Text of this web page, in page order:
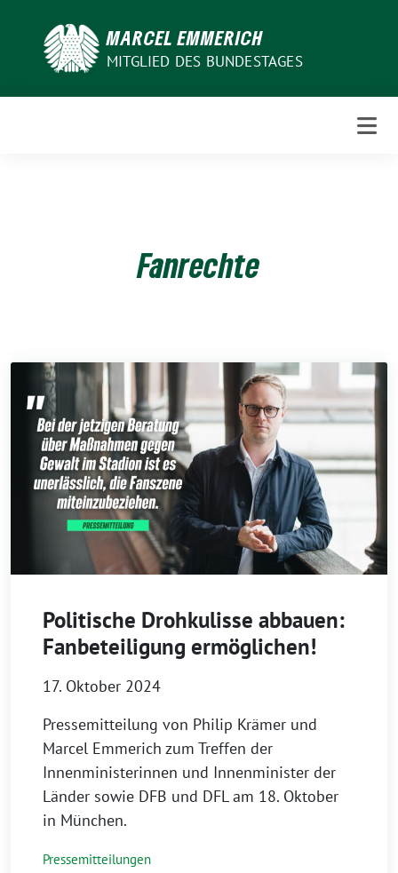
MARCEL EMMERICH
MITGLIED DES BUNDESTAGES
Fanrechte
Politische Drohkulisse abbauen:
Fanbeteiligung ermöglichen!
17. Oktober 2024
Pressemitteilung von Philip Krämer und
Marcel Emmerich zum Treffen der
Innenministerinnen und Innenminister der
Länder sowie DFB und DFL am 18. Oktober
in München.
Pressemitteilungen